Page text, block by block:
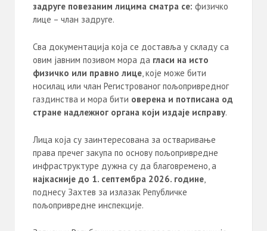
задруге повезаним лицима сматра се: физичко
лице – члан задруге.
Сва документација која се доставља у складу са
овим јавним позивом мора да гласи на исто
физичко или правно лице, које може бити
носилац или члан Регистрованог пољопривредног
газдинства и мора бити оверена и потписана од
стране надлежног органа који издаје исправу.
Лица која су заинтересована за остваривање
права пречег закупа по основу пољопривредне
инфраструктуре дужна су да благовремено, а
најкасније до 1. септембра 2026. године,
поднесу Захтев за излазак Републичке
пољопривредне инспекције.